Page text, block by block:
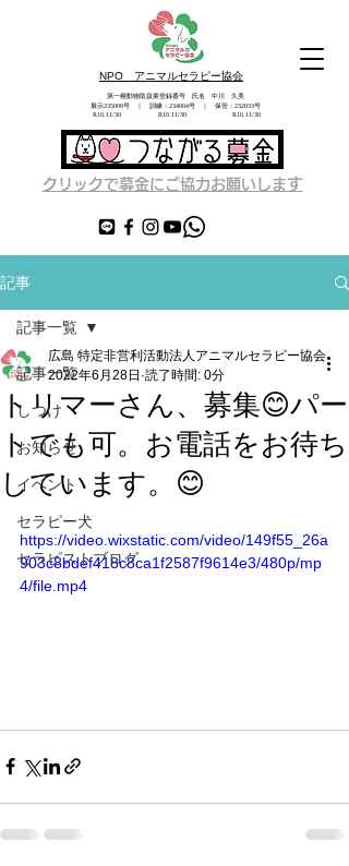
NPO アニマルセラピー協会
第一種動物取扱業登録番号 氏名 中川 久美
展示235009号 ｜ 訓練：234004号 ｜ 保管：232033号
​ R10.11/30 R10.11/30 R10.11/30
クリックで募金にご協力お願いします
記事
記事一覧
しつけ
お知らせ
イベント
セラピー犬
セラピストブログ
記事一覧
トリマーさん、募集😊パー
トでも可。お電話をお待ち
しています。😊
広島 特定非営利活動法人アニマルセラピー協会
2022年6月28日 読了時間: 0分
https://video.wixstatic.com/video/149f55_26a
903c8bdef418c8ca1f2587f9614e3/480p/mp
4/file.mp4